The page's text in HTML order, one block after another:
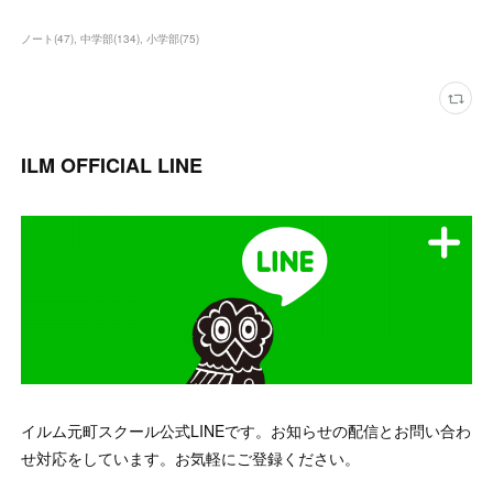
ノート(47) 中学部(134) 小学部(75)
ILM OFFICIAL LINE
イルム元町スクール公式LINEです。お知らせの配信とお問い合わ
せ対応をしています。お気軽にご登録ください。